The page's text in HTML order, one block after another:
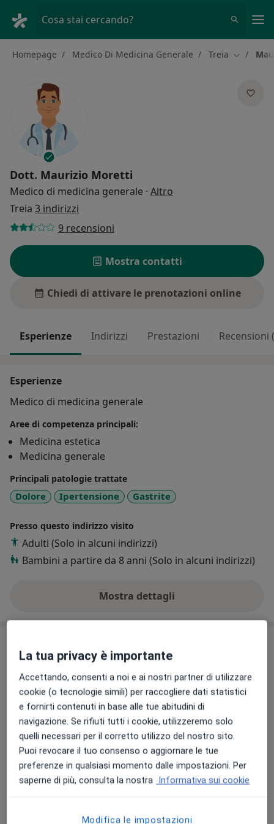
Cosa stai cercando?
Homepage Medico Di Medicina Generale Treia Cambia
Dott. Maurizio Moretti
Medico di medicina generale · Altro
Treia 3 indirizzi
9 recensioni
Mostra contatti
Chiedi di attivare le prenotazioni online
Esperienze Indirizzi Prestazioni Recensioni
Esperienze
Medico di medicina generale
Aree di competenza principali:
Medicina estetica
Medicina generale
Principali patologie trattate
Dolore Ipertensione Gastrite
Presso questo indirizzo visito
Adulti (Solo in alcuni indirizzi)
Bambini a partire da 8 anni (Solo in alcuni indirizzi)
Mostra dettagli
sull'esperienza
Indirizzo 1 Indirizzo 2 Indirizzo 3
Studio Medico Dott. M. Moretti - TREIA
Via Leopardi 4, Treia62010
Vedi mappasi apre in una nuova scheda
La tua privacy è importante
Accettando, consenti a noi e ai nostri partner di utilizzare
cookie (o tecnologie simili) per raccogliere dati statistici
e fornirti contenuti in base alle tue abitudini di
navigazione. Se rifiuti tutti i cookie, utilizzeremo solo
quelli necessari per il corretto utilizzo del nostro sito.
Puoi revocare il tuo consenso o aggiornare le tue
preferenze in qualsiasi momento dalle impostazioni. Per
saperne di più, consulta la nostra Informativa sui cookie
Modifica le impostazioni